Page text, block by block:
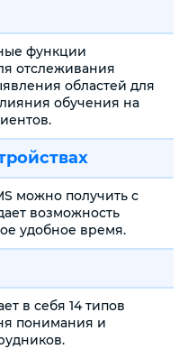
функции
отслеживания
областей для
обучения на
можно получить с
возможность
удобное время.
в себя 14 типов
понимания и